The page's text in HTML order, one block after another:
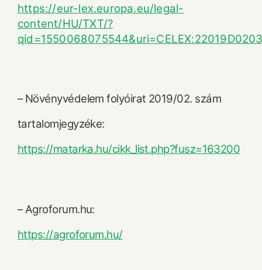
https://eur-lex.europa.eu/legal-
content/HU/TXT/?
– Növényvédelem folyóirat 2019/02. szám
tartalomjegyzéke:
https://matarka.hu/cikk_list.php?fusz=163200
– Agroforum.hu:
https://agroforum.hu/